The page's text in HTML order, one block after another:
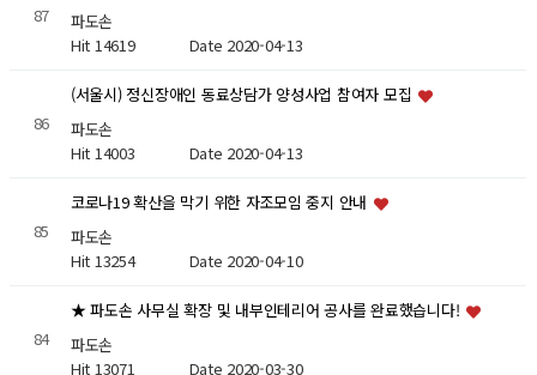
87
파도손
Hit 14619 Date 2020-04-13
86
(서울시) 정신장애인 동료상담가 양성사업 참여자 모집
파도손
Hit 14003 Date 2020-04-13
85
코로나19 확산을 막기 위한 자조모임 중지 안내
파도손
Hit 13254 Date 2020-04-10
84
★ 파도손 사무실 확장 및 내부인테리어 공사를 완료했습니다!
파도손
Hit 13071 Date 2020-03-30